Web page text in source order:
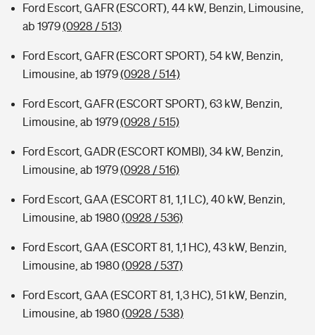
Ford Escort, GAFR (ESCORT), 44 kW, Benzin, Limousine,
ab 1979(0928 / 513)
Ford Escort, GAFR (ESCORT SPORT), 54 kW, Benzin,
Limousine, ab 1979(0928 / 514)
Ford Escort, GAFR (ESCORT SPORT), 63 kW, Benzin,
Limousine, ab 1979(0928 / 515)
Ford Escort, GADR (ESCORT KOMBI), 34 kW, Benzin,
Limousine, ab 1979(0928 / 516)
Ford Escort, GAA (ESCORT 81, 1,1 LC), 40 kW, Benzin,
Limousine, ab 1980(0928 / 536)
Ford Escort, GAA (ESCORT 81, 1,1 HC), 43 kW, Benzin,
Limousine, ab 1980(0928 / 537)
Ford Escort, GAA (ESCORT 81, 1,3 HC), 51 kW, Benzin,
Limousine, ab 1980(0928 / 538)